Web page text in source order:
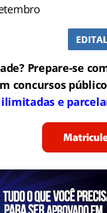
Prepare-se
concursos
e